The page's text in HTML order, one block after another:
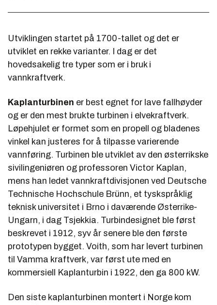
Utviklingen startet på 1700-tallet og det er
utviklet en rekke varianter. I dag er det
hovedsakelig tre typer som er i bruk i
vannkraftverk.
Kaplanturbinen er best egnet for lave fallhøyder
og er den mest brukte turbinen i elvekraftverk.
Løpehjulet er formet som en propell og bladenes
vinkel kan justeres for å tilpasse varierende
vannføring. Turbinen ble utviklet av den østerrikske
sivilingeniøren og professoren Victor Kaplan,
mens han ledet vannkraftdivisjonen ved Deutsche
Technische Hochschule Brünn, et tyskspråklig
teknisk universitet i Brno i daværende Østerrike-
Ungarn, i dag Tsjekkia. Turbindesignet ble først
beskrevet i 1912, syv år senere ble den første
prototypen bygget. Voith, som har levert turbinen
til Vamma kraftverk, var først ute med en
kommersiell Kaplanturbin i 1922, den ga 800 kW.
Den siste kaplanturbinen montert i Norge kom